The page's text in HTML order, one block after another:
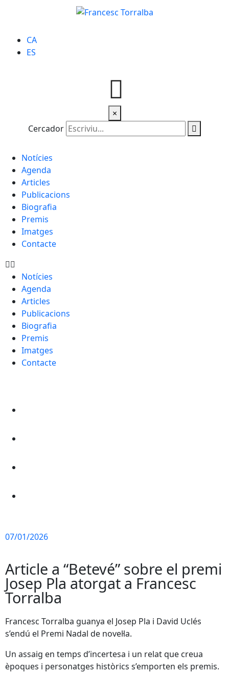
CA
ES
×
Cercador
Notícies
Agenda
Articles
Publicacions
Biografia
Premis
Imatges
Contacte
Notícies
Agenda
Articles
Publicacions
Biografia
Premis
Imatges
Contacte
07/01/2026
Article a “Betevé” sobre el premi
Josep Pla atorgat a Francesc
Torralba
Francesc Torralba guanya el Josep Pla i David Uclés
s’endú el Premi Nadal de novel·la.
Un assaig en temps d’incertesa i un relat que creua
èpoques i personatges històrics s’emporten els premis.